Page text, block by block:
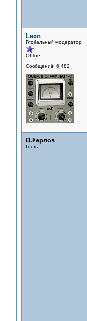
Leon
Глобальный модератор
Offline
Сообщений: 6,482
В.Карлов
Гость